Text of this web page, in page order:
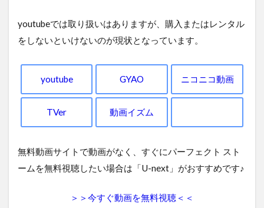
youtubeでは取り扱いはありますが、購入またはレンタル
をしないといけないのが現状となっています。
youtube GYAO ニコニコ動画
TVer 動画イズム
無料動画サイトで動画がなく、すぐにパーフェクト スト
ームを無料視聴したい場合は「U-next」がおすすめです♪
＞＞今すぐ動画を無料視聴＜＜